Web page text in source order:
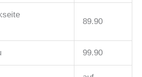
89.90
99.90